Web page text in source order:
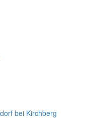
bei Kirchberg